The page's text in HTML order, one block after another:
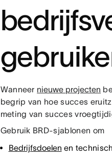
Wanneer nieuwe projecten
begrip van hoe succes
meting van succes
Gebruik BRD-sjablonen om
Bedrijfsdoelen en